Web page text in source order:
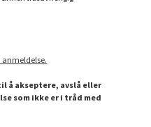
anmeldelse.
å akseptere, avslå eller
som ikke er i tråd med